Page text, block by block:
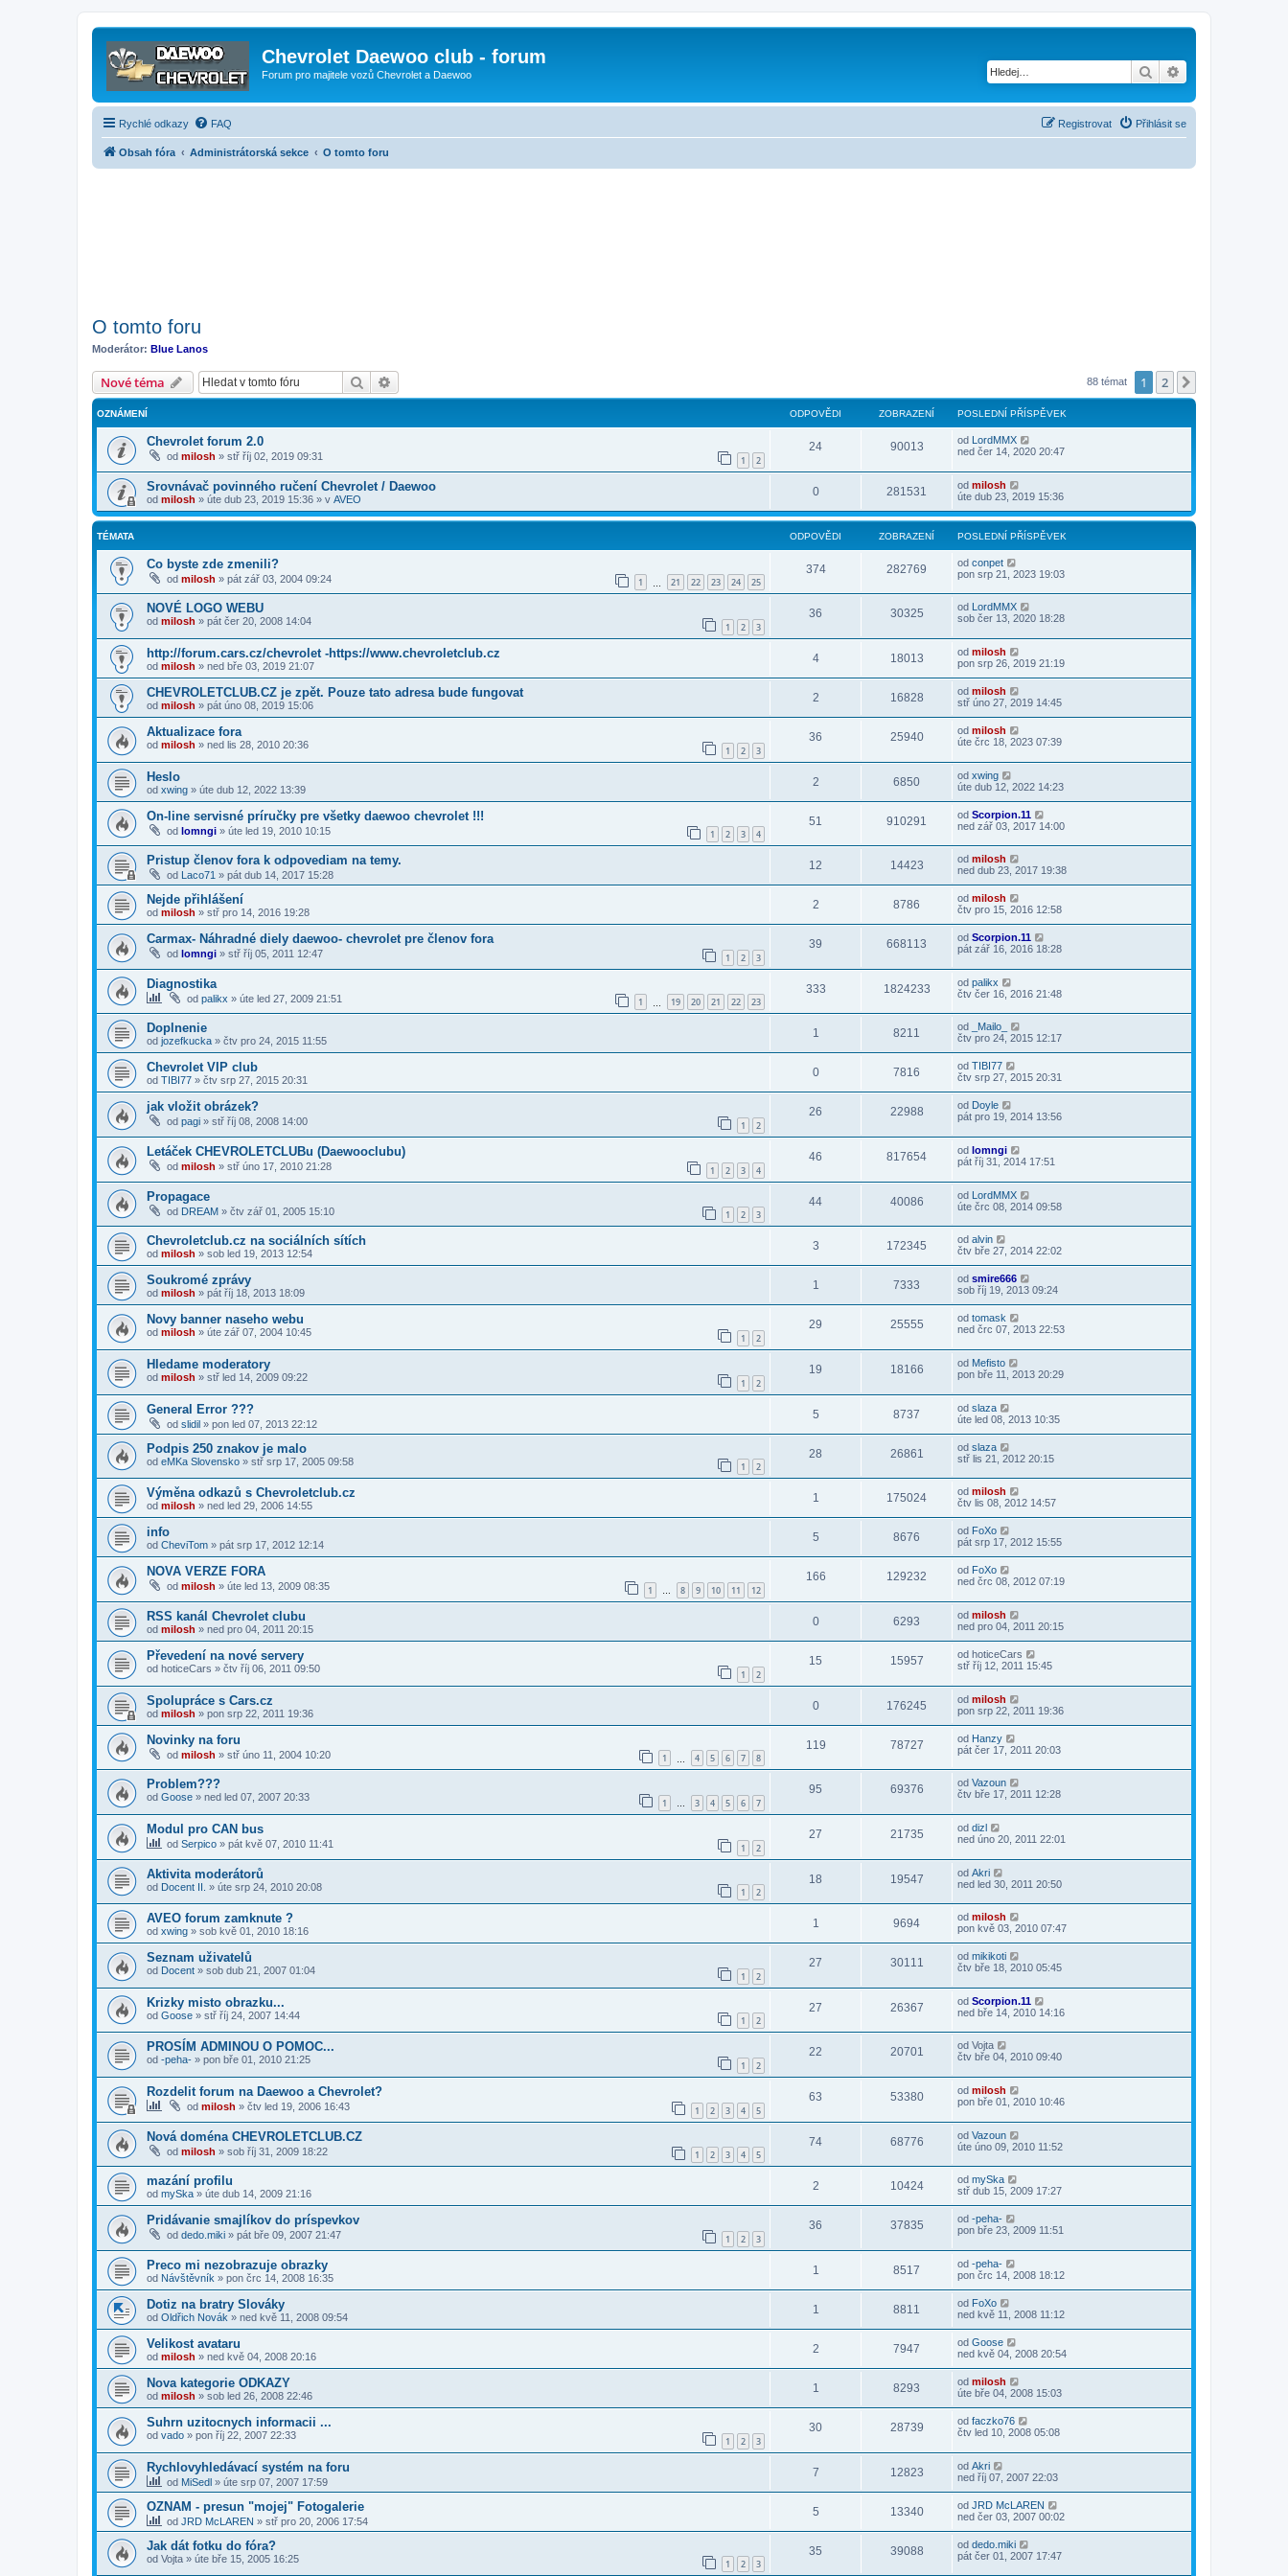
Chevrolet Daewoo club - forum
Forum pro majitele vozů Chevrolet a Daewoo Hledat
Rychlé odkazy FAQ Přihlásit se
Registrovat
Obsah fóra Administrátorská sekce O tomto foru
O tomto foru
Moderátor: Blue Lanos
Nové téma Hledat 88 témat 1 2
OZNÁMENÍ ODPOVĚDI ZOBRAZENÍ POSLEDNÍ PŘÍSPĚVEK
Chevrolet forum 2.0
od milosh » stř říj 02, 2019 09:31 1 2
24 90013 od LordMMX
ned čer 14, 2020 20:47
Srovnávač povinného ručení Chevrolet / Daewoo
od milosh » úte dub 23, 2019 15:36 » v AVEO
0 281531 od milosh
úte dub 23, 2019 15:36
TÉMATA ODPOVĚDI ZOBRAZENÍ POSLEDNÍ PŘÍSPĚVEK
Co byste zde zmenili?
od milosh » pát zář 03, 2004 09:24 1 21 22 23 24 25
374 282769 od conpet
pon srp 21, 2023 19:03
NOVÉ LOGO WEBU
od milosh » pát čer 20, 2008 14:04 1 2 3
36 30325 od
LordMMX
sob čer 13, 2020 18:28
http://forum.cars.cz/chevrolet -https://www.chevroletclub.cz
od milosh » ned bře 03, 2019 21:07
4 18013 od milosh
pon srp 26, 2019 21:19
CHEVROLETCLUB.CZ je zpět. Pouze tato adresa bude fungovat
od milosh » pát úno 08, 2019 15:06
2 16828 od milosh
stř úno 27, 2019 14:45
Aktualizace fora
od milosh » ned lis 28, 2010 20:36 1 2 3
36 25940 od milosh
úte črc 18, 2023 07:39
Heslo
od xwing » úte dub 12, 2022 13:39
2 6850 od xwing
úte dub 12, 2022 14:23
On-line servisné príručky pre všetky daewoo chevrolet !!!
od lomngi » úte led 19, 2010 10:15 1 2 3 4
51 910291 od Scorpion.11
ned zář 03, 2017 14:00
Pristup členov fora k odpovediam na temy.
od Laco71 » pát dub 14, 2017 15:28
12 14423 od milosh
ned dub 23, 2017 19:38
Nejde přihlášení
od milosh » stř pro 14, 2016 19:28
2 8786 od milosh
čtv pro 15, 2016 12:58
Carmax- Náhradné diely daewoo- chevrolet pre členov fora
od lomngi » stř říj 05, 2011 12:47 1 2 3
39 668113 od Scorpion.11
pát zář 16, 2016 18:28
Diagnostika
od palikx » úte led 27, 2009 21:51 1 19 20 21 22 23
333 1824233 od palikx
čtv čer 16, 2016 21:48
Doplnenie
od jozefkucka » čtv pro 24, 2015 11:55
1 8211 od
_Mailo_
čtv pro 24, 2015 12:17
Chevrolet VIP club
od TIBI77 » čtv srp 27, 2015 20:31
0 7816 od TIBI77
čtv srp 27, 2015 20:31
jak vložit obrázek?
od pagi » stř říj 08, 2008 14:00 1 2
26 22988 od Doyle
pát pro 19, 2014 13:56
Letáček CHEVROLETCLUBu (Daewooclubu)
od milosh » stř úno 17, 2010 21:28 1 2 3 4
46 817654 od lomngi
pát říj 31, 2014 17:51
Propagace
od DREAM » čtv zář 01, 2005 15:10 1 2 3
44 40086 od LordMMX
úte črc 08, 2014 09:58
Chevroletclub.cz na sociálních sítích
od milosh » sob led 19, 2013 12:54
3 172345 od alvin
čtv bře 27, 2014 22:02
Soukromé zprávy
od milosh » pát říj 18, 2013 18:09
1 7333 od smire666
sob říj 19, 2013 09:24
Novy banner naseho webu
od milosh » úte zář 07, 2004 10:45 1 2
29 25555 od tomask
ned črc 07, 2013 22:53
Hledame moderatory
od milosh » stř led 14, 2009 09:22 1 2
19 18166 od Mefisto
pon bře 11, 2013 20:29
General Error ???
od slidil » pon led 07, 2013 22:12
5 8737 od slaza
úte led 08, 2013 10:35
Podpis 250 znakov je malo
od eMKa Slovensko » stř srp 17, 2005 09:58 1 2
28 26861 od slaza
stř lis 21, 2012 20:15
Výměna odkazů s Chevroletclub.cz
od milosh » ned led 29, 2006 14:55
1 175024 od milosh
čtv lis 08, 2012 14:57
info
od CheviTom » pát srp 17, 2012 12:14
5 8676 od FoXo
pát srp 17, 2012 15:55
NOVA VERZE FORA
od milosh » úte led 13, 2009 08:35 1 … 8 9 10 11 12
166 129232 od FoXo
ned črc 08, 2012 07:19
RSS kanál Chevrolet clubu
od milosh » ned pro 04, 2011 20:15
0 6293 od milosh
ned pro 04, 2011 20:15
Převedení na nové servery
od hoticeCars » čtv říj 06, 2011 09:50 1 2
15 15957 od hoticeCars
stř říj 12, 2011 15:45
Spolupráce s Cars.cz
od milosh » pon srp 22, 2011 19:36
0 176245 od milosh
pon srp 22, 2011 19:36
Novinky na foru
od milosh » stř úno 11, 2004 10:20 1 4 5 6 7 8
119 78727 od Hanzy
pát čer 17, 2011 20:03
Problem???
od Goose » ned led 07, 2007 20:33 1 … 3 4 5 6 7
95 69376 od Vazoun
čtv bře 17, 2011 12:28
Modul pro CAN bus
od Serpico » pát kvě 07, 2010 11:41 1 2
27 21735 od dizl
ned úno 20, 2011 22:01
Aktivita moderátorů
od Docent II. » úte srp 24, 2010 20:08 1 2
18 19547 od Akri
ned led 30, 2011 20:50
AVEO forum zamknute ?
od xwing » sob kvě 01, 2010 18:16
1 9694 od milosh
pon kvě 03, 2010 07:47
Seznam uživatelů
od Docent » sob dub 21, 2007 01:04 1 2
27 30111 od mikikoti
čtv bře 18, 2010 05:45
Krizky misto obrazku...
od Goose » stř říj 24, 2007 14:44 1 2
27 26367 od Scorpion.11
ned bře 14, 2010 14:16
PROSÍM ADMINOU O POMOC...
od -peha- » pon bře 01, 2010 21:25 1 2
22 20701 od Vojta
čtv bře 04, 2010 09:40
Rozdelit forum na Daewoo a Chevrolet?
od milosh » čtv led 19, 2006 16:43 1 2 3 4 5
63 53380 od milosh
pon bře 01, 2010 10:46
Nová doména CHEVROLETCLUB.CZ
od milosh » sob říj 31, 2009 18:22 1 2 3 4 5
74 68776 od Vazoun
úte úno 09, 2010 11:52
mazání profilu
od mySka » úte dub 14, 2009 21:16
2 10424 od mySka
stř dub 15, 2009 17:27
Pridávanie smajlíkov do príspevkov
od dedo.miki » pát bře 09, 2007 21:47 1 2 3
36 37835 od -peha-
pon bře 23, 2009 11:51
Preco mi nezobrazuje obrazky
od Návštěvník » pon črc 14, 2008 16:35
1 8517 od -peha-
pon črc 14, 2008 18:12
Dotiz na bratry Slováky
od Oldřich Novák » ned kvě 11, 2008 09:54
1 8811 od FoXo
ned kvě 11, 2008 11:12
Velikost avataru
od milosh » ned kvě 04, 2008 20:16
2 7947 od Goose
ned kvě 04, 2008 20:54
Nova kategorie ODKAZY
od milosh » sob led 26, 2008 22:46
1 8293 od milosh
úte bře 04, 2008 15:03
Suhrn uzitocnych informacii ...
od vado » pon říj 22, 2007 22:33 1 2 3
30 28739 od faczko76
čtv led 10, 2008 05:08
Rychlovyhledávací systém na foru
od MiSedl » úte srp 07, 2007 17:59
7 12823 od Akri
ned říj 07, 2007 22:03
OZNAM - presun "mojej" Fotogalerie
od JRD McLAREN » stř pro 20, 2006 17:54
5 13340 od JRD McLAREN
ned čer 03, 2007 00:02
Jak dát fotku do fóra?
od Vojta » úte bře 15, 2005 16:25 1 2 3
35 39088 od dedo.miki
pát čer 01, 2007 17:47